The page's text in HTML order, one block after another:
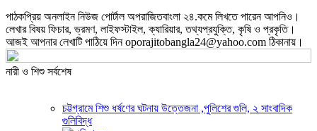
পাঠকপ্রিয় অনলাইন নিউজ পোর্টাল অপরাজিতবাংলা ২৪.কমে লিখতে পারেন আপনিও।
লেখার বিষয় ফিচার, ভ্রমণ, লাইফস্টাইল, ক্যারিয়ার, তথ্যপ্রযুক্তি, কৃষি ও প্রকৃতি।
আজই আপনার লেখাটি পাঠিয়ে দিন oporajitobangla24@yahoo.com ঠিকানায়।
নারী ও শিশু সর্বশেষ
চট্টগ্রামে শিশু ধর্ষণের ঘটনায় উত্তেজনা ,পুলিশের গুলি, ২ সাংবাদিক
গুলিবিদ্ধ